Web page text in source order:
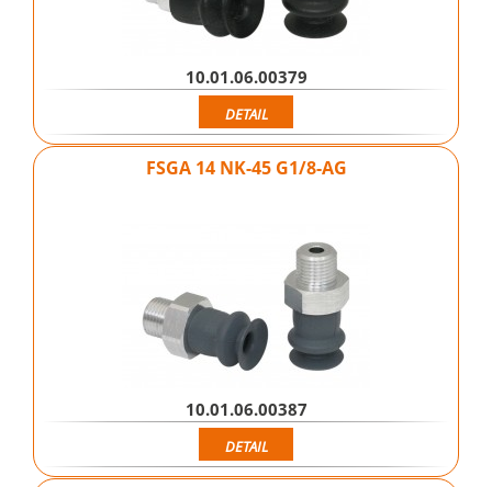
10.01.06.00379
DETAIL
FSGA 14 NK-45 G1/8-AG
10.01.06.00387
DETAIL